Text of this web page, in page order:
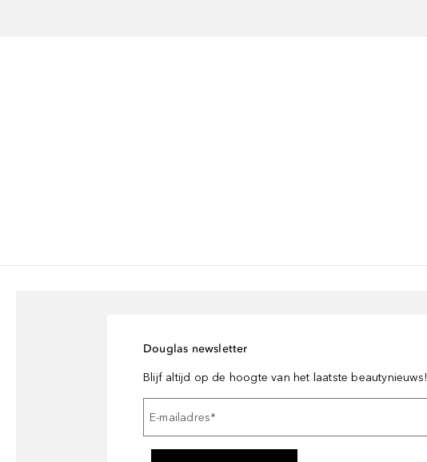
Douglas newsletter
Blijf altijd op de hoogte van het laatste beautynieuws!
E-mailadres*